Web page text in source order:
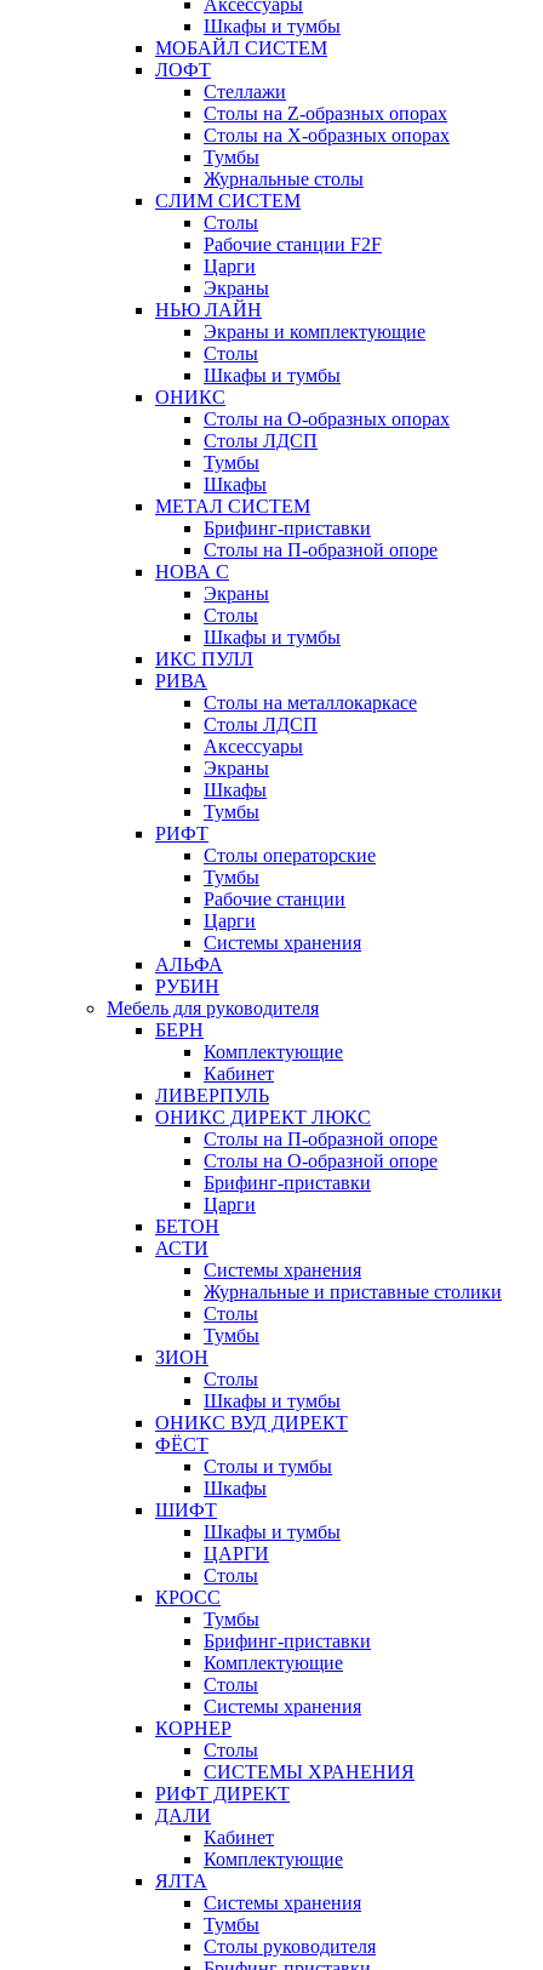
Аксессуары
Шкафы и тумбы
МОБАЙЛ СИСТЕМ
ЛОФТ
Стеллажи
Столы на Z-образных опорах
Столы на Х-образных опорах
Тумбы
Журнальные столы
СЛИМ СИСТЕМ
Столы
Рабочие станции F2F
Царги
Экраны
НЬЮ ЛАЙН
Экраны и комплектующие
Столы
Шкафы и тумбы
ОНИКС
Столы на О-образных опорах
Столы ЛДСП
Тумбы
Шкафы
МЕТАЛ СИСТЕМ
Брифинг-приставки
Столы на П-образной опоре
НОВА С
Экраны
Столы
Шкафы и тумбы
ИКС ПУЛЛ
РИВА
Столы на металлокаркасе
Столы ЛДСП
Аксессуары
Экраны
Шкафы
Тумбы
РИФТ
Столы операторские
Тумбы
Рабочие станции
Царги
Системы хранения
АЛЬФА
РУБИН
Мебель для руководителя
БЕРН
Комплектующие
Кабинет
ЛИВЕРПУЛЬ
ОНИКС ДИРЕКТ ЛЮКС
Столы на П-образной опоре
Столы на О-образной опоре
Брифинг-приставки
Царги
БЕТОН
АСТИ
Системы хранения
Журнальные и приставные столики
Столы
Тумбы
ЗИОН
Столы
Шкафы и тумбы
ОНИКС ВУД ДИРЕКТ
ФЁСТ
Столы и тумбы
Шкафы
ШИФТ
Шкафы и тумбы
ЦАРГИ
Столы
КРОСС
Тумбы
Брифинг-приставки
Комплектующие
Столы
Системы хранения
КОРНЕР
Столы
СИСТЕМЫ ХРАНЕНИЯ
РИФТ ДИРЕКТ
ДАЛИ
Кабинет
Комплектующие
ЯЛТА
Системы хранения
Тумбы
Столы руководителя